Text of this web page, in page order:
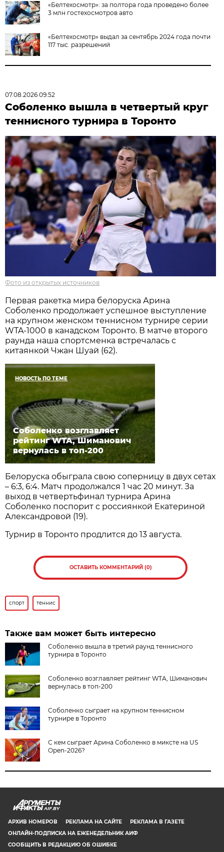
«Белтехосмотр»: за полтора года проведено более
3 млн гостехосмотров авто
«Белтехосмотр» выдал за сентябрь 2024 года почти
117 тыс. разрешений
07.08.2026 09:52
Соболенко вышла в четвертый круг
теннисного турнира в Торонто
Фото из открытых источников
Первая ракетка мира белоруска Арина
Соболенко продолжает успешное выступление
на крупном женском теннисном турнире серии
WTA-1000 в канадском Торонто. В матче второго
раунда наша спортсменка встречалась с
китаянкой Чжан Шуай (62).
НОВОСТЬ ПО ТЕМЕ
Соболенко возглавляет
рейтинг WTA, Шиманович
вернулась в топ-200
Белоруска обыграла свою соперницу в двух сетах
– 6:3, 6:4. Матч продолжался 1 час 20 минут. За
выход в четвертьфинал турнира Арина
Соболенко поспорит с россиянкой Екатериной
Александровой (19).
Турнир в Торонто продлится до 13 августа.
ОСТАВИТЬ КОММЕНТАРИЙ (0)
спорт теннис
Также вам может быть интересно
Соболенко вышла в третий раунд теннисного
турнира в Торонто
Соболенко возглавляет рейтинг WTA, Шиманович
вернулась в топ-200
Соболенко сыграет на крупном теннисном
турнире в Торонто
С кем сыграет Арина Соболенко в миксте на US
Open-2026?
AIF.BY
АРХИВ НОМЕРОВ РЕКЛАМА НА САЙТЕ
РЕКЛАМА В ГАЗЕТЕ
ОНЛАЙН-ПОДПИСКА НА ЕЖЕНЕДЕЛЬНИК АИФ
СООБЩИТЬ В РЕДАКЦИЮ ОБ ОШИБКЕ